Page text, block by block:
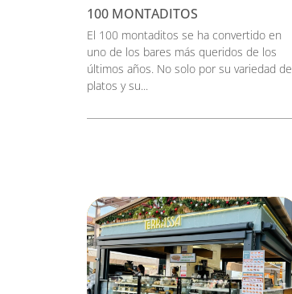
100 MONTADITOS
El 100 montaditos se ha convertido en
uno de los bares más queridos de los
últimos años. No solo por su variedad de
platos y su...